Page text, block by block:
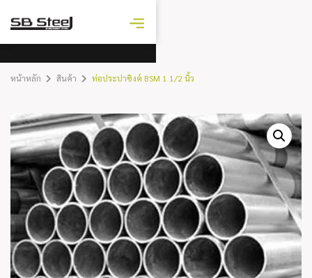
ราคาเหล็ก
หน้าหลัก สินค้า ท่อประปาซิงค์ BSM 1 1/2 นิ้ว